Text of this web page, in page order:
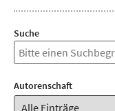
Suche
Autorenschaft